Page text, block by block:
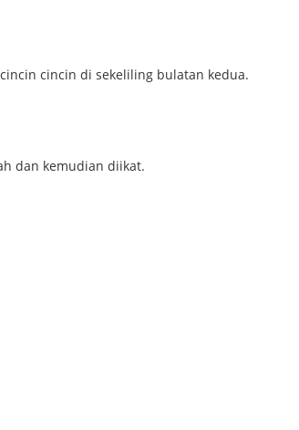
cincin di sekeliling bulatan kedua.
dan kemudian diikat.